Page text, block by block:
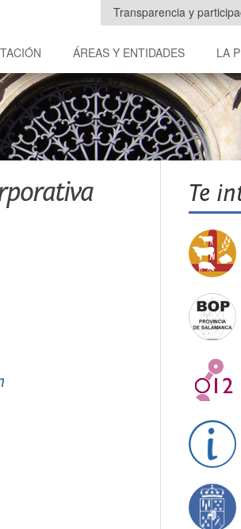
Transparencia y
ÁREAS Y ENTIDADES LA
Te